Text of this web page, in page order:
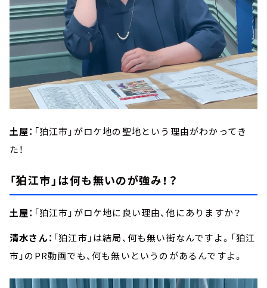
土屋： 「狛江市」がロケ地の聖地という理由がわかってき
た！
「狛江市」は何も無いのが強み！？
土屋： 「狛江市」がロケ地に良い理由、他にありますか？
清水さん： 「狛江市」は結局、何も無い街なんですよ。「狛江
市」のPR動画でも、何も無いというのがあるんですよ。